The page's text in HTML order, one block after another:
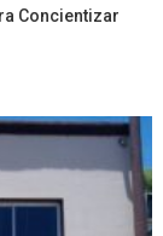
Concientizar